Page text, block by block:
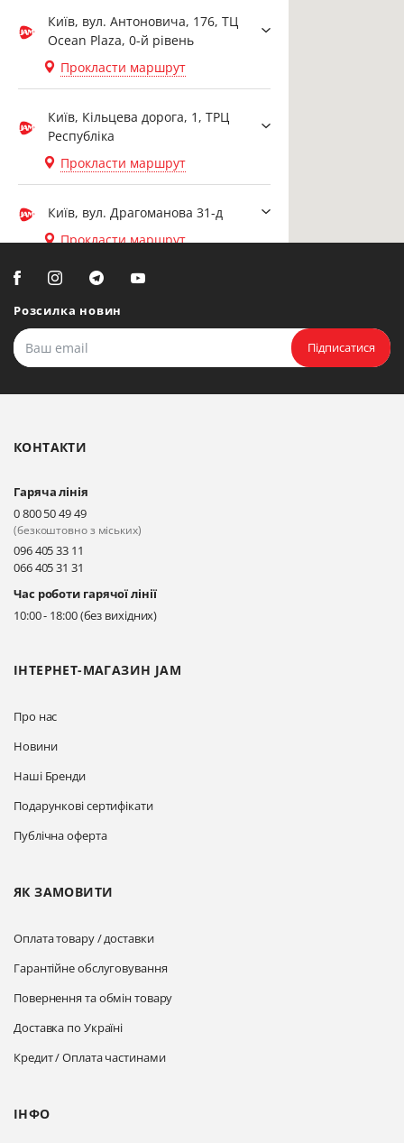
Київ, вул. Антоновича, 176, ТЦ
Ocean Plaza, 0-й рівень
Прокласти маршрут
Київ, Кільцева дорога, 1, ТРЦ
Республіка
Прокласти маршрут
Київ, вул. Драгоманова 31-д
Прокласти маршрут
Біла Церква, вул. Ярослава
Мудрого, 20, офіс 108
Прокласти маршрут
Київ, вул. Драгоманова 31-д
Прокласти маршрут
Київ, вул. Драгоманова 31-д
Прокласти маршрут
Розсилка новин
Підписатися
ІНТЕРНЕТ-МАГАЗИН JAM
Про нас
Новини
Наші Бренди
Подарункові сертифікати
Публічна оферта
ЯК ЗАМОВИТИ
Оплата товару / доставки
Гарантійне обслуговування
Повернення та обмін товару
Доставка по Україні
Кредит / Оплата частинами
ІНФО
КОНТАКТИ
Гаряча лінія
0 800 50 49 49
(безкоштовно з міських)
096 405 33 11
066 405 31 31
Час роботи гарячої лінії
10:00 - 18:00 (без вихідних)